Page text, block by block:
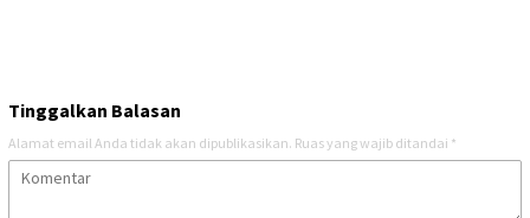
Tinggalkan Balasan
Alamat email Anda tidak akan dipublikasikan. Ruas yang wajib ditandai *